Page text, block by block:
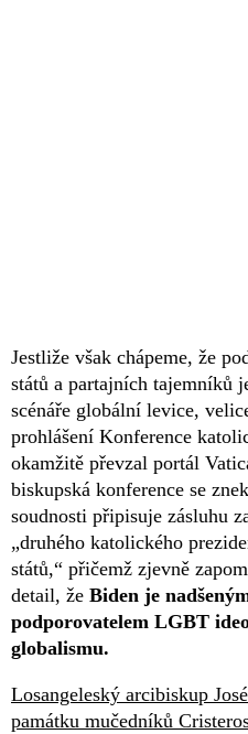
Jestliže však chápeme, že
států a partajních tajemníků
scénáře globální levice,
prohlášení Konference
okamžitě převzal portál
biskupská konference se
soudnosti připisuje zásluhu
„druhého katolického
států,“ přičemž zjevně
detail, že Biden je
podporovatelem LGBT
globalismu.
Losangeleský arcibiskup
památku mučedníků